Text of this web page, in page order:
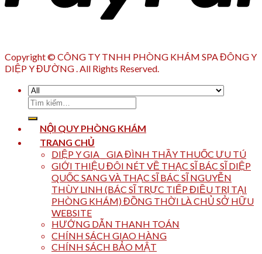
Copyright © CÔNG TY TNHH PHÒNG KHÁM SPA ĐÔNG Y
DIỆP Y ĐƯỜNG . All Rights Reserved.
Tìm
kiếm:
NỘI QUY PHÒNG KHÁM
TRANG CHỦ
DIỆP Y GIA _ GIA ĐÌNH THẦY THUỐC ƯU TÚ
GIỚI THIỆU ĐÔI NÉT VỀ THẠC SĨ BÁC SĨ DIỆP
QUỐC SANG VÀ THẠC SĨ BÁC SĨ NGUYỄN
THÙY LINH (BÁC SĨ TRỰC TIẾP ĐIỀU TRỊ TẠI
PHÒNG KHÁM) ĐỒNG THỜI LÀ CHỦ SỞ HỮU
WEBSITE
HƯỚNG DẪN THANH TOÁN
CHÍNH SÁCH GIAO HÀNG
CHÍNH SÁCH BẢO MẬT